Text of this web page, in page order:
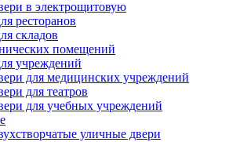
в электрощитовую
ресторанов
складов
помещений
учреждений
для медицинских учреждений
для театров
для учебных учреждений
уличные двери